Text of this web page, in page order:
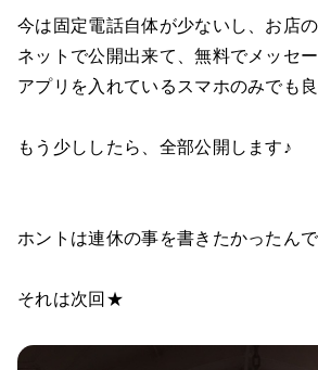
今は固定電話自体が少ないし、お店
ネットで公開出来て、無料でメッセ
アプリを入れているスマホのみでも良
もう少ししたら、全部公開します♪
ホントは連休の事を書きたかったん
それは次回★